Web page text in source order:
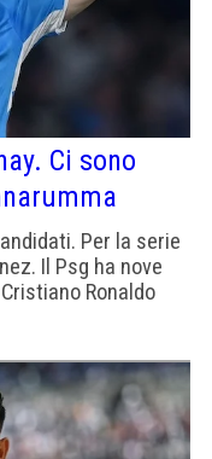
Ci sono
Per la serie
Il Psg ha nove
Ronaldo